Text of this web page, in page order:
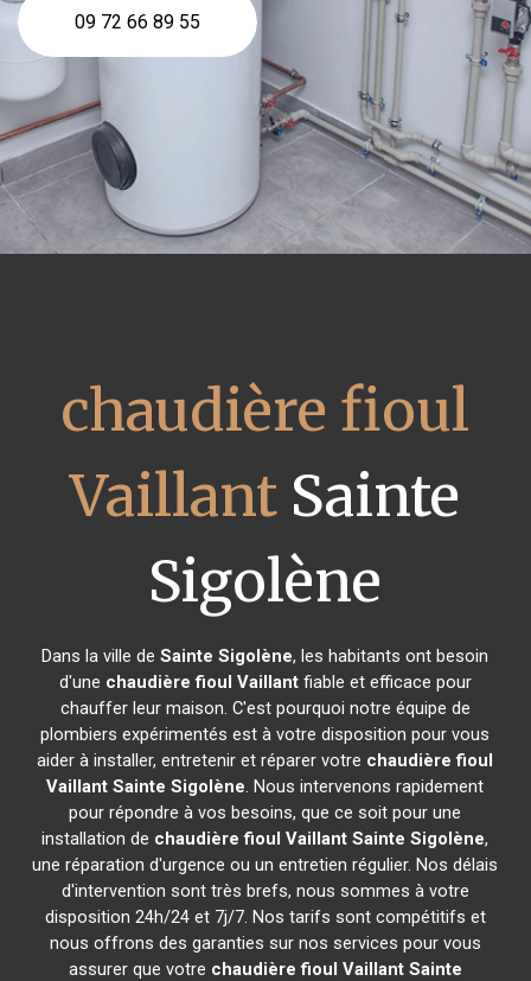
09 72 66 89 55
chaudière fioul
Vaillant Sainte
Sigolène
Dans la ville deSainte Sigolène, les habitants ont besoin
d'une chaudière fioul Vaillantfiable et efficace pour
chauffer leur maison. C'est pourquoi notre équipe de
plombiers expérimentés est à votre disposition pour vous
aider à installer, entretenir et réparer votre chaudière fioul
Vaillant Sainte Sigolène. Nous intervenons rapidement
pour répondre à vos besoins, que ce soit pour une
installation de chaudière fioul Vaillant Sainte Sigolène,
une réparation d'urgence ou un entretien régulier. Nos délais
d'intervention sont très brefs, nous sommes à votre
disposition 24h/24 et 7j/7. Nos tarifs sont compétitifs et
nous offrons des garanties sur nos services pour vous
assurer que votre chaudière fioul Vaillant Sainte